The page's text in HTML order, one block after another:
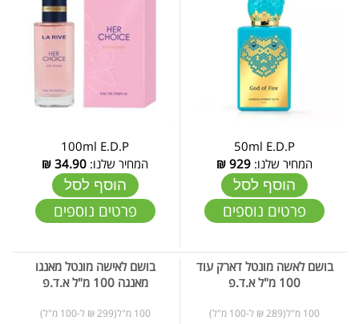
50ml E.D.P
המחיר שלנו: 929
₪
הוסף לסל
פרטים נוספים
100ml E.D.P
המחיר שלנו: 34.90
₪
הוסף לסל
פרטים נוספים
בושם לאשה מונטל דארק עוד
100 מ"ל א.ד.פ
100 מ"ל(289 ₪ ל-100 מ"ל)
בושם לאישה מונטל מאנגו
מאנגה 100 מ"ל א.ד.פ
100 מ"ל(299 ₪ ל-100 מ"ל)